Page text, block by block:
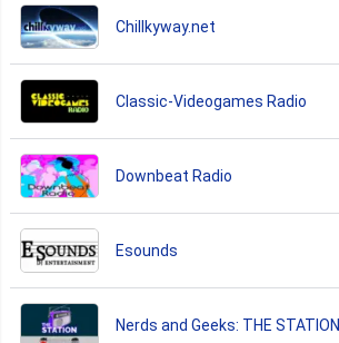
Chillkyway.net
Classic-Videogames Radio
Downbeat Radio
Esounds
Nerds and Geeks: THE STATION